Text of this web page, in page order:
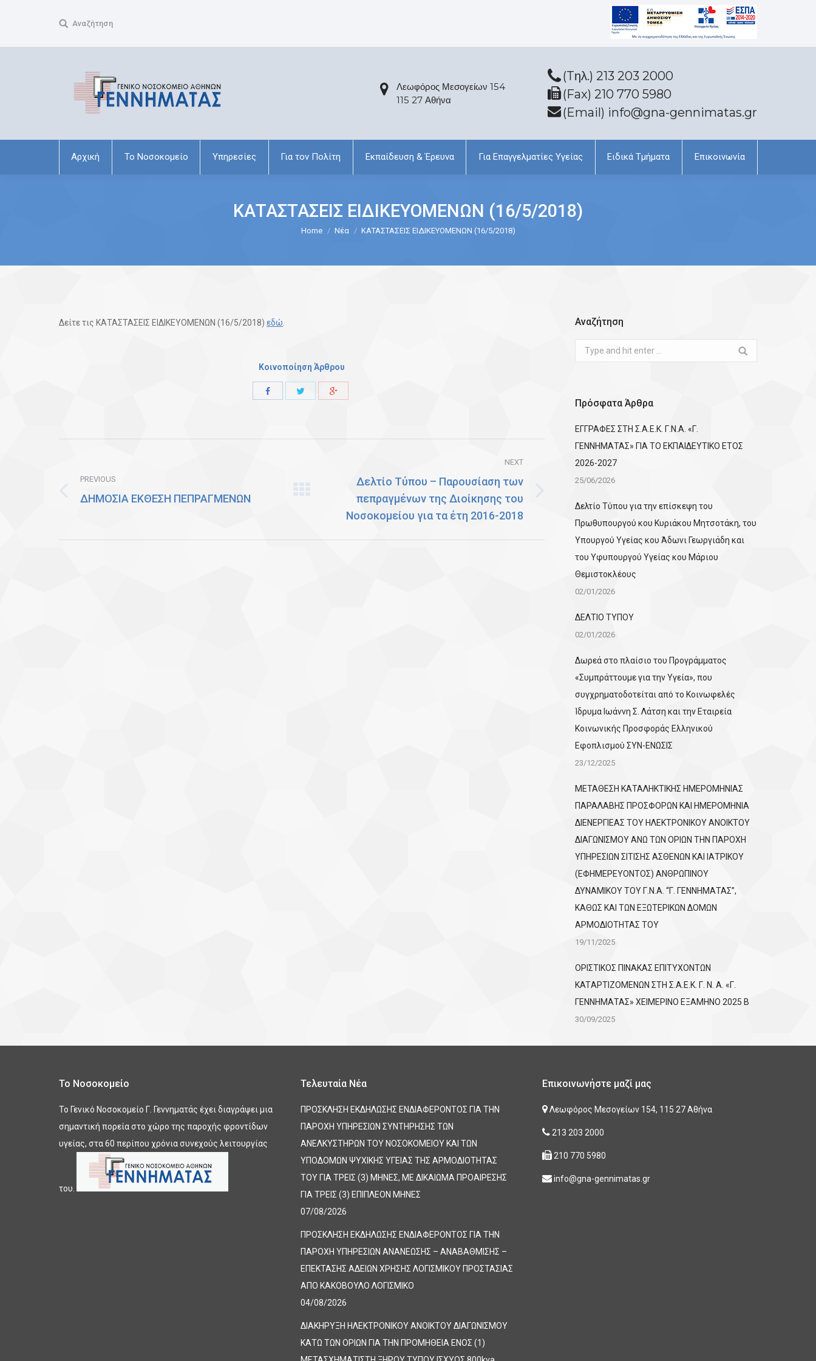
Search:Αναζήτηση
Λεωφόρος Μεσογείων 154
115 27 Αθήνα
(Tηλ.) 213 203 2000
(Fax) 210 770 5980
(Email) info@gna-gennimatas.gr
Αρχική Το Νοσοκομείο Υπηρεσίες Για τον Πολίτη Εκπαίδευση & Έρευνα Για Επαγγελματίες Υγείας Ειδικά Τμήματα Επικοινωνία
ΚΑΤΑΣΤΑΣΕΙΣ ΕΙΔΙΚΕΥΟΜΕΝΩΝ (16/5/2018)
Home Νέα ΚΑΤΑΣΤΑΣΕΙΣ ΕΙΔΙΚΕΥΟΜΕΝΩΝ (16/5/2018)
Δείτε τις ΚΑΤΑΣΤΑΣΕΙΣ ΕΙΔΙΚΕΥΟΜΕΝΩΝ (16/5/2018) εδώ
Κοινοποίηση Άρθρου
Share
PREVIOUS
Previous
ΔΗΜΟΣΙΑ ΕΚΘΕΣΗ ΠΕΠΡΑΓΜΕΝΩΝ
NEXT
post:
Δελτίο Τύπου – Παρουσίαση των
πεπραγμένων της Διοίκησης του
Νοσοκομείου για τα έτη 2016-2018
Αναζήτηση
Search:
Πρόσφατα Άρθρα
ΕΓΓΡΑΦΕΣ ΣΤΗ Σ.Α.Ε.Κ. Γ.Ν.Α. «Γ.
ΓΕΝΝΗΜΑΤΑΣ» ΓΙΑ ΤΟ ΕΚΠΑΙΔΕΥΤΙΚΟ ΕΤΟΣ
2026-2027
25/06/2026
Δελτίο Τύπου για την επίσκεψη του
Πρωθυπουργού κου Κυριάκου Μητσοτάκη, του
Υπουργού Υγείας κου Άδωνι Γεωργιάδη και
του Υφυπουργού Υγείας κου Μάριου
Θεμιστοκλέους
02/01/2026
ΔΕΛΤΙΟ ΤΥΠΟΥ
02/01/2026
Δωρεά στο πλαίσιο του Προγράμματος
«Συμπράττουμε για την Υγεία», που
συγχρηματοδοτείται από το Κοινωφελές
Ίδρυμα Ιωάννη Σ. Λάτση και την Εταιρεία
Κοινωνικής Προσφοράς Ελληνικού
Εφοπλισμού ΣΥΝ-ΕΝΩΣΙΣ
23/12/2025
ΜΕΤΑΘΕΣΗ ΚΑΤΑΛΗΚΤΙΚΗΣ ΗΜΕΡΟΜΗΝΙΑΣ
ΠΑΡΑΛΑΒΗΣ ΠΡΟΣΦΟΡΩΝ ΚΑΙ ΗΜΕΡΟΜΗΝΙΑ
ΔΙΕΝΕΡΓΙΕΑΣ ΤΟΥ ΗΛΕΚΤΡΟΝΙΚΟΥ ΑΝΟΙΚΤΟΥ
ΔΙΑΓΩΝΙΣΜΟΥ ΑΝΩ ΤΩΝ ΟΡΙΩΝ ΤΗΝ ΠΑΡΟΧΗ
ΥΠΗΡΕΣΙΩΝ ΣΙΤΙΣΗΣ ΑΣΘΕΝΩΝ ΚΑΙ ΙΑΤΡΙΚΟΥ
(ΕΦΗΜΕΡΕΥΟΝΤΟΣ) ΑΝΘΡΩΠΙΝΟΥ
ΔΥΝΑΜΙΚΟΥ ΤΟΥ Γ.Ν.Α. “Γ. ΓΕΝΝΗΜΑΤΑΣ”,
ΚΑΘΩΣ ΚΑΙ ΤΩΝ ΕΞΩΤΕΡΙΚΩΝ ΔΟΜΩΝ
ΑΡΜΟΔΙΟΤΗΤΑΣ ΤΟΥ
19/11/2025
ΟΡΙΣΤΙΚΟΣ ΠΙΝΑΚΑΣ ΕΠΙΤΥΧΟΝΤΩΝ
KATΑΡΤΙΖΟΜΕΝΩΝ ΣΤΗ Σ.Α.Ε.Κ. Γ. Ν. Α. «Γ.
ΓΕΝΝΗΜΑΤΑΣ» ΧΕΙΜΕΡΙΝΟ ΕΞΑΜΗΝΟ 2025 Β
30/09/2025
Το Νοσοκομείο
Το Γενικό Νοσοκομείο Γ. Γεννηματάς έχει διαγράψει μια
σημαντική πορεία στο χώρο της παροχής φροντίδων
υγείας, στα 60 περίπου χρόνια συνεχούς λειτουργίας
του.
Τελευταία Νέα
ΠΡΟΣΚΛΗΣΗ ΕΚΔΗΛΩΣΗΣ ΕΝΔΙΑΦΕΡΟΝΤΟΣ ΓΙΑ ΤΗΝ
ΠΑΡΟΧΗ ΥΠΗΡΕΣΙΩΝ ΣΥΝΤΗΡΗΣΗΣ ΤΩΝ
ΑΝΕΛΚΥΣΤΗΡΩΝ ΤΟΥ ΝΟΣΟΚΟΜΕΙΟΥ ΚΑΙ ΤΩΝ
ΥΠΟΔΟΜΩΝ ΨΥΧΙΚΗΣ ΥΓΕΙΑΣ ΤΗΣ ΑΡΜΟΔΙΟΤΗΤΑΣ
ΤΟΥ ΓΙΑ ΤΡΕΙΣ (3) ΜΗΝΕΣ, ΜΕ ΔΙΚΑΙΩΜΑ ΠΡΟΑΙΡΕΣΗΣ
ΓΙΑ ΤΡΕΙΣ (3) ΕΠΙΠΛΕΟΝ ΜΗΝΕΣ
07/08/2026
ΠΡΟΣΚΛΗΣΗ ΕΚΔΗΛΩΣΗΣ ΕΝΔΙΑΦΕΡΟΝΤΟΣ ΓΙΑ ΤΗΝ
ΠΑΡΟΧΗ ΥΠΗΡΕΣΙΩΝ ΑΝΑΝΕΩΣΗΣ – ΑΝΑΒΑΘΜΙΣΗΣ –
ΕΠΕΚΤΑΣΗΣ ΑΔΕΙΩΝ ΧΡΗΣΗΣ ΛΟΓΙΣΜΙΚΟΥ ΠΡΟΣΤΑΣΙΑΣ
ΑΠΟ ΚΑΚΟΒΟΥΛΟ ΛΟΓΙΣΜΙΚΟ
04/08/2026
ΔΙΑΚΗΡΥΞΗ ΗΛΕΚΤΡΟΝΙΚΟΥ ΑΝΟΙΚΤΟΥ ΔΙΑΓΩΝΙΣΜΟΥ
ΚΑΤΩ ΤΩΝ ΟΡΙΩΝ ΓΙΑ ΤΗΝ ΠΡΟΜΗΘΕΙΑ ΕΝΟΣ (1)
Επικοινωνήστε μαζί μας
Λεωφόρος Μεσογείων 154, 115 27 Αθήνα
213 203 2000
210 770 5980
info@gna-gennimatas.gr